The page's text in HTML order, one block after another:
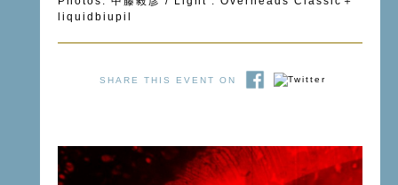
liquidbiupil
SHARE THIS EVENT ON